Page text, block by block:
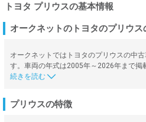
トヨタ プリウスの基本情報
オークネットのトヨタのプリウス
オークネットではトヨタのプリウスの中
す。車両の年式は2005年～2026年まで掲
プリウスの特徴